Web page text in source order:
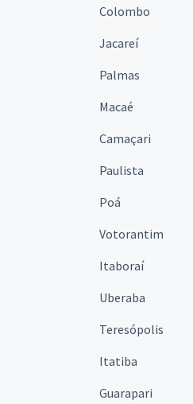
Colombo
Jacareí
Palmas
Macaé
Camaçari
Paulista
Poá
Votorantim
Itaboraí
Uberaba
Teresópolis
Itatiba
Guarapari